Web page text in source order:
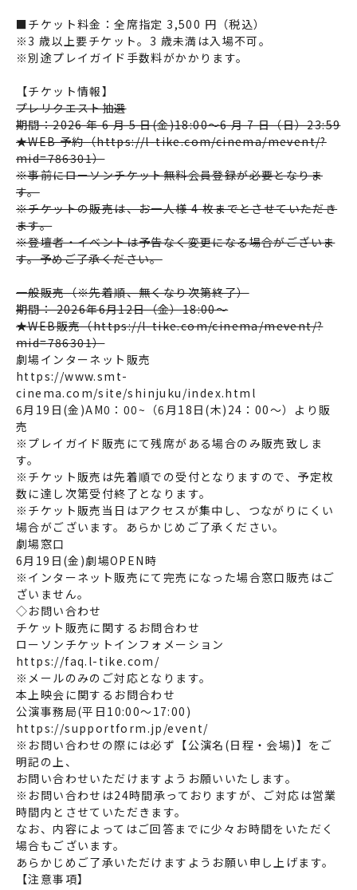
■チケット料金：全席指定 3,500 円（税込）
※3 歳以上要チケット。3 歳未満は入場不可。
※別途プレイガイド手数料がかかります。
【チケット情報】
プレリクエスト抽選
期間：2026 年 6 月 5 日(金)18:00～6 月 7 日（日）23:59
★WEB 予約（https://l-tike.com/cinema/mevent/?
mid=786301）
※事前にローソンチケット無料会員登録が必要となりま
す。
※チケットの販売は、お一人様 4 枚までとさせていただき
ます。
※登壇者・イベントは予告なく変更になる場合がございま
す。予めご了承ください。
一般販売（※先着順、無くなり次第終了）
期間： 2026年6月12日（金）18:00～
★WEB販売（https://l-tike.com/cinema/mevent/?
mid=786301）
劇場インターネット販売
https://www.smt-
cinema.com/site/shinjuku/index.html
6月19日(金)AM0：00~（6月18日(木)24：00～）より販
売
※プレイガイド販売にて残席がある場合のみ販売致しま
す。
※チケット販売は先着順での受付となりますので、予定枚
数に達し次第受付終了となります。
※チケット販売当日はアクセスが集中し、つながりにくい
場合がございます。あらかじめご了承ください。
劇場窓口
6月19日(金)劇場OPEN時
※インターネット販売にて完売になった場合窓口販売はご
ざいません。
◇お問い合わせ
チケット販売に関するお問合わせ
ローソンチケットインフォメーション
https://faq.l-tike.com/
※メールのみのご対応となります。
本上映会に関するお問合わせ
公演事務局(平日10:00～17:00)
https://supportform.jp/event/
※お問い合わせの際には必ず【公演名(日程・会場)】をご
明記の上、
お問い合わせいただけますようお願いいたします。
※お問い合わせは24時間承っておりますが、ご対応は営業
時間内とさせていただきます。
なお、内容によってはご回答までに少々お時間をいただく
場合もございます。
あらかじめご了承いただけますようお願い申し上げます。
【注意事項】